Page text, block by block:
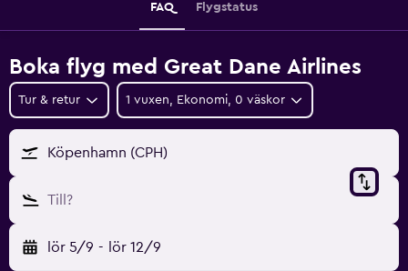
FAQ Flygstatus
Boka flyg med Great Dane Airlines
Tur & retur 1 vuxen, Ekonomi, 0 väskor
Köpenhamn (CPH)
Till?
lör 5/9 - lör 12/9